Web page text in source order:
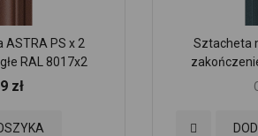
PS x 2
RAL 8017x2
zł
Sztacheta
Dodaj